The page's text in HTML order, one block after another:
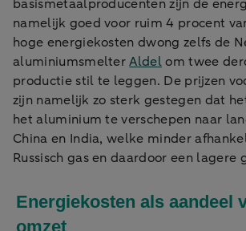
basismetaalproducenten zijn de
namelijk goed voor ruim 4 procent
hoge energiekosten dwong zelfs de
aluminiumsmelterAldelom twee
productie stil te leggen. De prijzen
zijn namelijk zo sterk gestegen dat
het aluminium te verschepen naar
China en India, welke minder
Russisch gas en daardoor een lagere